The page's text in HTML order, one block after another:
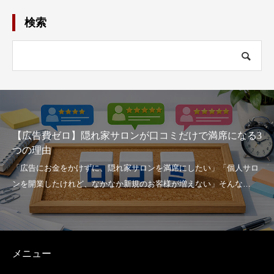
検索
【広告費ゼロ】隠れ家サロンが口コミだけで満席になる3
つの理由
メニュー